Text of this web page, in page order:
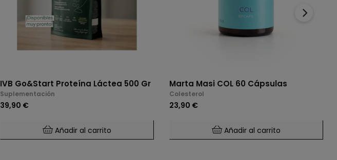
IVB Go&Start Proteína Láctea 500 Gr
Suplementación
39,90 €
Añadir al carrito
Marta Masi COL 60 Cápsulas
Colesterol
23,90 €
Añadir al carrito
›